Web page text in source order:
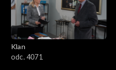
Klan
odc. 4071